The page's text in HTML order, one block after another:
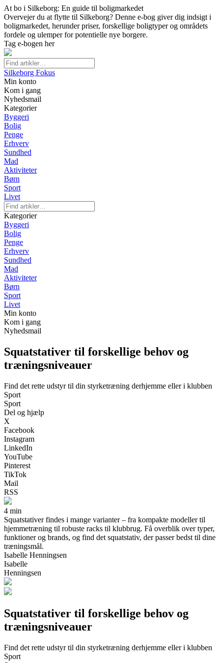
At bo i Silkeborg: En guide til boligmarkedet
Overvejer du at flytte til Silkeborg? Denne e-bog giver dig indsigt i
boligmarkedet, herunder priser, forskellige boligtyper og områdets
fordele og ulemper for potentielle nye borgere.
Tag e-bogen her
Silkeborg Fokus
Min konto
Kom i gang
Nyhedsmail
Kategorier
Byggeri
Bolig
Penge
Erhverv
Sundhed
Mad
Aktiviteter
Børn
Sport
Livet
Kategorier
Byggeri
Bolig
Penge
Erhverv
Sundhed
Mad
Aktiviteter
Børn
Sport
Livet
Min konto
Kom i gang
Nyhedsmail
Squatstativer til forskellige behov og
træningsniveauer
Find det rette udstyr til din styrketræning derhjemme eller i klubben
Sport
Sport
Del og hjælp
X
Facebook
Instagram
LinkedIn
YouTube
Pinterest
TikTok
Mail
RSS
4 min
Squatstativer findes i mange varianter – fra kompakte modeller til
hjemmetræning til robuste racks til klubbrug. Få overblik over typer,
funktioner og brands, og find det squatstativ, der passer bedst til dine
træningsmål.
Isabelle Henningsen
Isabelle
Henningsen
Squatstativer til forskellige behov og
træningsniveauer
Find det rette udstyr til din styrketræning derhjemme eller i klubben
Sport